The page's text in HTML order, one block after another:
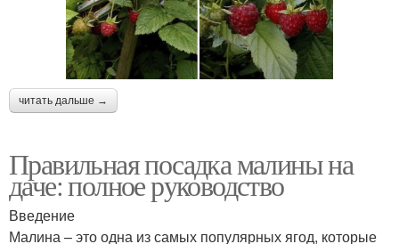
читать дальше →
Правильная посадка малины на
даче: полное руководство
Введение
Малина – это одна из самых популярных ягод, которые